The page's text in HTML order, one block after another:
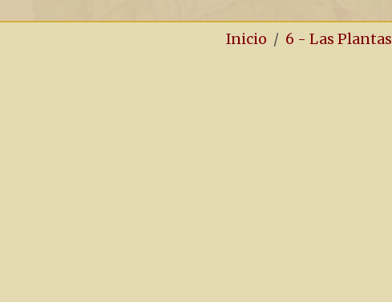
Inicio 6 - Las Plantas